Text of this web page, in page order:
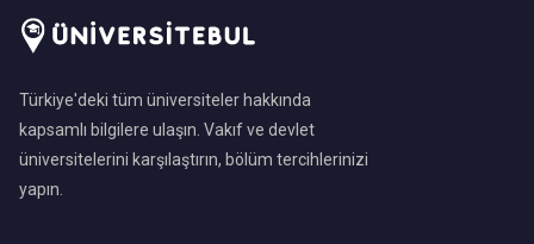
Türkiye'deki tüm üniversiteler hakkında
kapsamlı bilgilere ulaşın. Vakıf ve devlet
üniversitelerini karşılaştırın, bölüm tercihlerinizi
yapın.